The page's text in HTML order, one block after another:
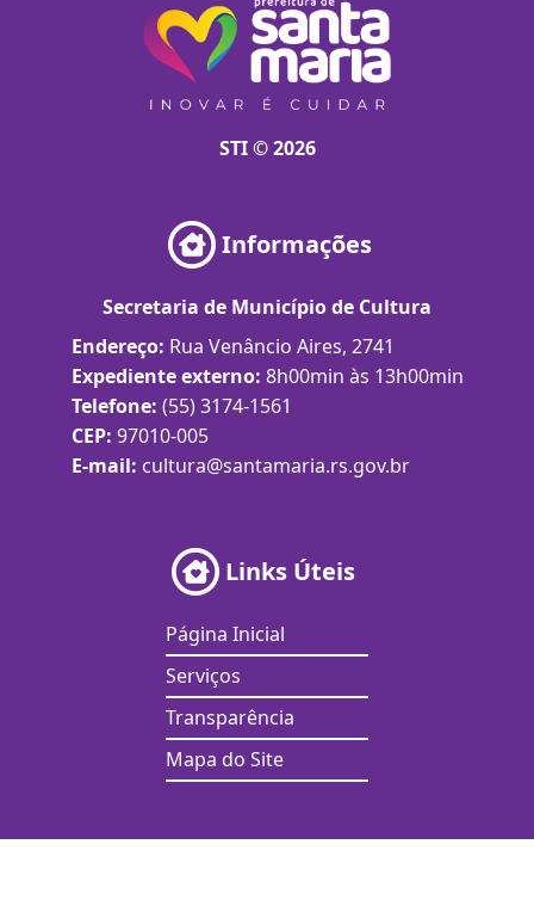
STI © 2026
Informações
Secretaria de Município de Cultura
Endereço: Rua Venâncio Aires, 2741
Expediente externo: 8h00min às 13h00min
Telefone: (55) 3174-1561
CEP: 97010-005
E-mail: cultura@santamaria.rs.gov.br
Links Úteis
Página Inicial
Serviços
Transparência
Mapa do Site